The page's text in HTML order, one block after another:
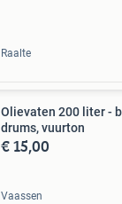
Raalte
Olievaten 200 liter -
drums, vuurton
€ 15,00
Vaassen